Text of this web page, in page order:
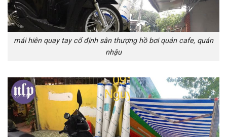
mái hiên quay tay cố định sân thượng hồ bơi quán cafe, quán
nhậu